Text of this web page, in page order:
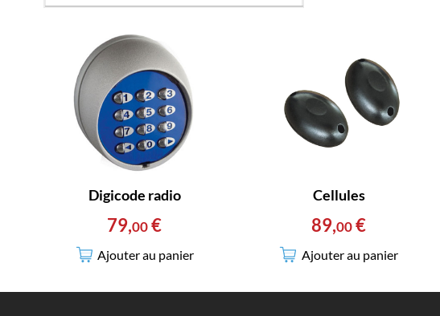
Digicode radio
79,00 €
Ajouter au panier
Cellules
89,00€
Ajouter au panier